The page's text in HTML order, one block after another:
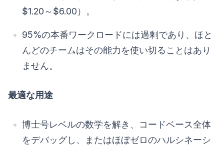
$1.20～$6.00）。
95%の本番ワークロードには過剰であり、ほと
んどのチームはその能力を使い切ることはあり
ません。
最適な用途
博士号レベルの数学を解き、コードベース全体
をデバッグし、またはほぼゼロのハルシネーシ